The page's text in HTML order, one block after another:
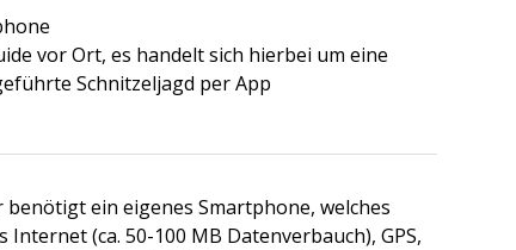
vor Ort, es handelt sich hierbei um eine
Schnitzeljagd per App
benötigt ein eigenes Smartphone, welches
Internet (ca. 50-100 MB Datenverbauch), GPS,